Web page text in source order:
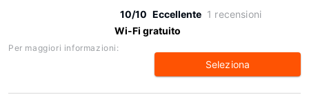
10/10 Eccellente 1 recensioni
Wi-Fi gratuito
Per maggiori informazioni:
Seleziona